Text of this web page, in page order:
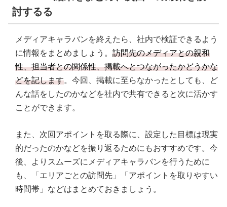
討するる
メディアキャラバンを終えたら、社内で検証できるよう
に情報をまとめましょう。 訪問先のメディアとの親和
性、担当者との関係性、掲載へとつながったかどうかな
どを記します。今回、掲載に至らなかったとしても、ど
んな話をしたのかなどを社内で共有できると次に活かす
ことができます。
また、次回アポイントを取る際に、設定した目標は現実
的だったのかなどを振り返るためにもおすすめです。今
後、よりスムーズにメディアキャラバンを行うために
も、「エリアごとの訪問先」「アポイントを取りやすい
時間帯」などはまとめておきましょう。